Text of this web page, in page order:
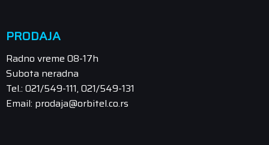
PRODAJA
Radno vreme 08-17h
Subota neradna
Tel.: 021/549-111, 021/549-131
Email: prodaja@orbitel.co.rs